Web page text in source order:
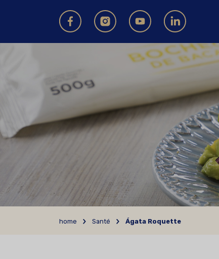
home Santé Ágata Roquette